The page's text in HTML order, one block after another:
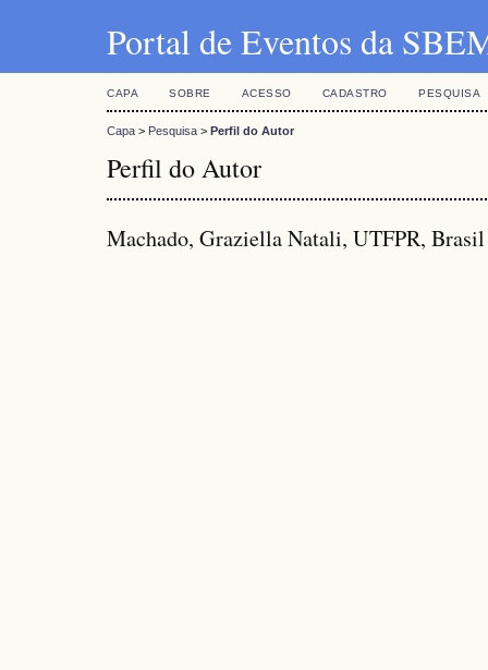
Portal de Eventos da
CAPA SOBRE ACESSO CADASTRO PESQUISA
Capa > Pesquisa > Perfil do Autor
Perfil do Autor
Machado, Graziella Natali, UTFPR, Brasil